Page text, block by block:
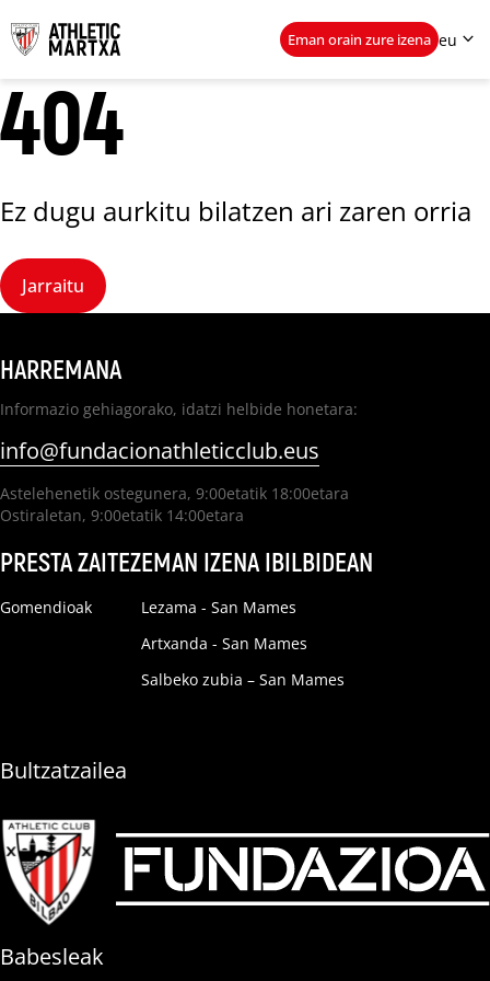
Ikusi gehiago
Eman orain zure izena eu 
404
Ez dugu aurkitu bilatzen ari zaren orria
Jarraitu
HARREMANA
Informazio gehiagorako, idatzi helbide honetara:
info@fundacionathleticclub.eus
Astelehenetik ostegunera, 9:00etatik 18:00etara
Ostiraletan, 9:00etatik 14:00etara
PRESTA ZAITEZ
Gomendioak
EMAN IZENA IBILBIDEAN
Lezama - San Mames
Artxanda - San Mames
Salbeko zubia – San Mames
Bultzatzailea
Babesleak